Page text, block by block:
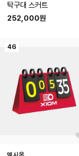
탁구대 스커트
252,000원
46